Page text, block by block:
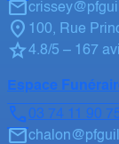
100, Rue
4.8/5 – 167
Espace
03 74 11 90